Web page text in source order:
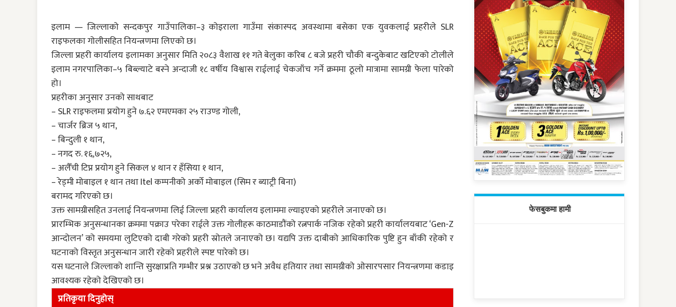
इलाम — जिल्लाको सन्दकपुर गाउँपालिका–३ कोइराला गाउँमा संकास्पद अवस्थामा बसेका एक युवकलाई प्रहरीले SLR
राइफलका गोलीसहित नियन्त्रणमा लिएको छ।
जिल्ला प्रहरी कार्यालय इलामका अनुसार मिति २०८३ वैशाख ११ गते बेलुका करिब ८ बजे प्रहरी चौकी बन्दुकेबाट खटिएको टोलीले
इलाम नगरपालिका–५ बिब्ल्याटे बस्ने अन्दाजी १८ वर्षीय विश्वास राईलाई चेकजाँच गर्ने क्रममा ठूलो मात्रामा सामग्री फेला पारेको
हो।
प्रहरीका अनुसार उनको साथबाट
– SLR राइफलमा प्रयोग हुने ७.६२ एमएमका २५ राउण्ड गोली,
– चार्जर ब्रिज ५ थान,
– बिन्दुली १ थान,
– नगद रु. १६,७२५,
– अलैँची टिप्न प्रयोग हुने सिकल ४ थान र हँसिया १ थान,
– रेड्मी मोबाइल १ थान तथा Itel कम्पनीको अर्को मोबाइल (सिम र ब्याट्री बिना)
बरामद गरिएको छ।
उक्त सामग्रीसहित उनलाई नियन्त्रणमा लिई जिल्ला प्रहरी कार्यालय इलाममा ल्याइएको प्रहरीले जनाएको छ।
प्रारम्भिक अनुसन्धानका क्रममा पक्राउ परेका राईले उक्त गोलीहरू काठमाडौंको रत्नपार्क नजिक रहेको प्रहरी कार्यालयबाट ‘Gen-Z
आन्दोलन’ को समयमा लुटिएको दाबी गरेको प्रहरी स्रोतले जनाएको छ। यद्यपि उक्त दाबीको आधिकारिक पुष्टि हुन बाँकी रहेको र
घटनाको विस्तृत अनुसन्धान जारी रहेको प्रहरीले स्पष्ट पारेको छ।
यस घटनाले जिल्लाको शान्ति सुरक्षाप्रति गम्भीर प्रश्न उठाएको छ भने अवैध हतियार तथा सामग्रीको ओसारपसार नियन्त्रणमा कडाइ
आवश्यक रहेको देखिएको छ।
प्रतिकृया दिनुहोस्
फेसबुकमा हामी